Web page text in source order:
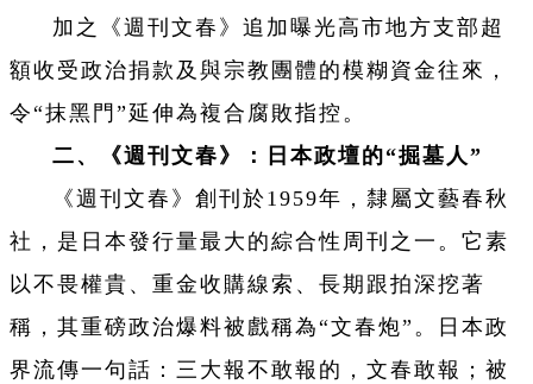
加之《週刊文春》追加曝光高市地方支部超
額收受政治捐款及與宗教團體的模糊資金往來，
令“抹黑門”延伸為複合腐敗指控。
二、《週刊文春》：日本政壇的“掘墓人”
《週刊文春》創刊於1959年，隸屬文藝春秋
社，是日本發行量最大的綜合性周刊之一。它素
以不畏權貴、重金收購線索、長期跟拍深挖著
稱，其重磅政治爆料被戲稱為“文春炮”。日本政
界流傳一句話：三大報不敢報的，文春敢報；被